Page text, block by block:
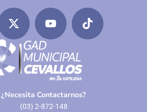
¿Necesita Contactarnos?
(03) 2-872-148